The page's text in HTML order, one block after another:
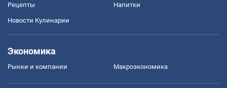
Рецепты Напитки
Новости Кулинарии
Экономика
Рынки и компании Mакроэкономика